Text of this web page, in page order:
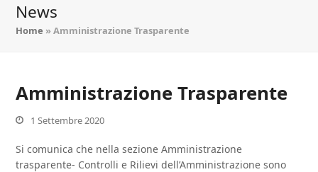
News
Home »Amministrazione Trasparente
Amministrazione Trasparente
1 Settembre 2020
Si comunica che nella sezione Amministrazione
trasparente- Controlli e Rilievi dell’Amministrazione sono